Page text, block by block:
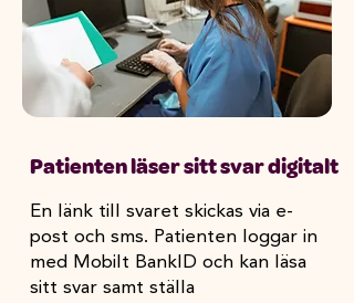
Patienten läser sitt svar digitalt
En länk till svaret skickas via e-
post och sms. Patienten loggar in
med Mobilt BankID och kan läsa
sitt svar samt ställa